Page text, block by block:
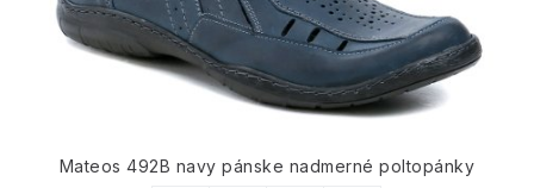
Mateos 492B navy pánske nadmerné poltopánky